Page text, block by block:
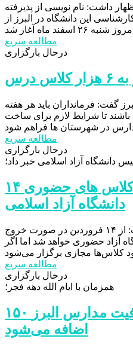
داشت: نام نویسی از پذیرفته
این دانشگاه در البرز از
مطالعه سریع
درحال بارگزاری
درس
گفت: فرمانداران باید هر هفته
تا شرایط لازم برای ساخت
مطالعه سریع
درحال بارگزاری
دانشگاه آزاد اسلامی خبر داد؛
۱۴ فروردین، آغاز کلاس های حضوری
دانشگاه آزاد اسلامی
رئیس دانشگاه آزاد اسلامی گفت: از ۱۴ فروردین در صورت خروج
آزاد حضوری خواهد شد اما اگر
مطالعه سریع
درحال بارگزاری
همزمان با ایام الله دهه فجر؛
۱۵۰ کلاس درس به ظرفیت مدارس البرز
اضافه می‌شود